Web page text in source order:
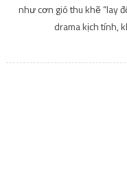
như cơn gió thu khẽ “lay
drama kịch tính,